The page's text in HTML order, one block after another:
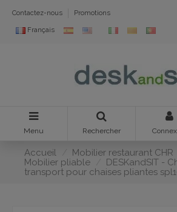
Contactez-nous Promotions
Français
Menu Rechercher
Accueil
Mobilier restaurant CHR
Mobilier pliable
DESKandSIT -
transport pour chaises pliantes